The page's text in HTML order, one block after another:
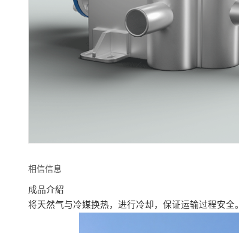
相信信息
成品介紹
将天然气与冷媒换热，进行冷却，保证运输过程安全。